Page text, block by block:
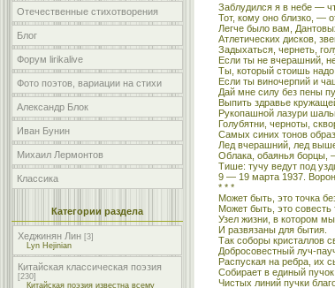
Отечественные стихотворения
Блог
Форум lirikalive
Фото поэтов, вариации на стихи
Александр Блок
Иван Бунин
Михаил Лермонтов
Классика
Категории раздела
Хеджинян Лин [3]
Lyn Hejinian
Китайская классическая поэзия
[230]
Китайская поэзия известна всему
Заблудился я в небе —
Тот, кому оно близко, —
Легче было вам,
Атлетических дисков,
Задыхаться, чернеть,
Если ты не вчерашний,
Ты, который стоишь надо
Если ты виночерпий и
Дай мне силу без пены
Выпить здравье
Рукопашной лазури
Голубятни, черноты,
Самых синих тонов
Лед вчерашний, лед
Облака, обаянья борцы,
Тише: тучу ведут под
9 — 19 марта 1937.
* * *
Может быть, это точка
Может быть, это
Узел жизни, в котором
И развязаны для бытия.
Так соборы кристаллов
Добросовестный луч-
Распуская на ребра, их
Собирает в единый пучок.
Чистых линий пучки